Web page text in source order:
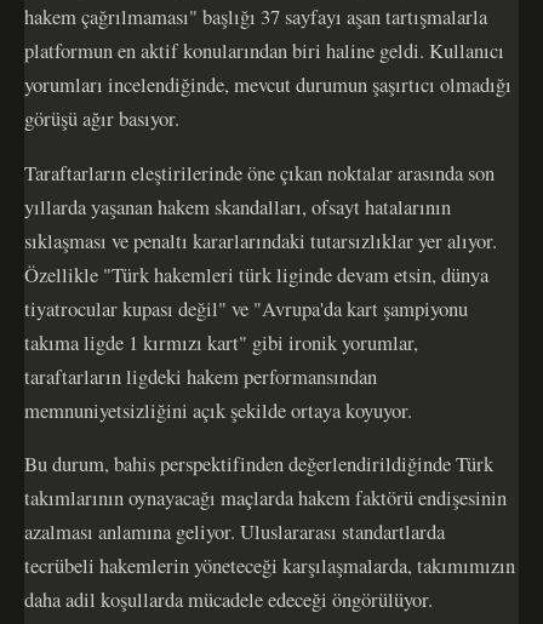
hakem çağrılmaması" başlığı 37 sayfayı aşan tartışmalarla
platformun en aktif konularından biri haline geldi. Kullanıcı
yorumları incelendiğinde, mevcut durumun şaşırtıcı olmadığı
görüşü ağır basıyor.
Taraftarların eleştirilerinde öne çıkan noktalar arasında son
yıllarda yaşanan hakem skandalları, ofsayt hatalarının
sıklaşması ve penaltı kararlarındaki tutarsızlıklar yer alıyor.
Özellikle "Türk hakemleri türk liginde devam etsin, dünya
tiyatrocular kupası değil" ve "Avrupa'da kart şampiyonu
takıma ligde 1 kırmızı kart" gibi ironik yorumlar,
taraftarların ligdeki hakem performansından
memnuniyetsizliğini açık şekilde ortaya koyuyor.
Bu durum, bahis perspektifinden değerlendirildiğinde Türk
takımlarının oynayacağı maçlarda hakem faktörü endişesinin
azalması anlamına geliyor. Uluslararası standartlarda
tecrübeli hakemlerin yöneteceği karşılaşmalarda, takımımızın
daha adil koşullarda mücadele edeceği öngörülüyor.